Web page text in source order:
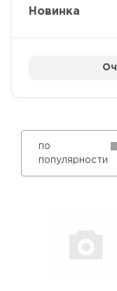
Новинка
по
популярности